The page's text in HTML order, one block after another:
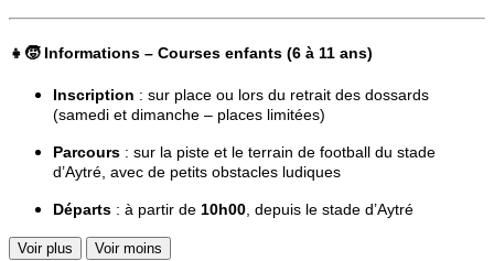
👧🧒 Informations – Courses enfants (6 à 11 ans)
Inscription : sur place ou lors du retrait des dossards
(samedi et dimanche – places limitées)
Parcours : sur la piste et le terrain de football du stade
d’Aytré, avec de petits obstacles ludiques
Départs : à partir de 10h00 , depuis le stade d’Aytré
Voir plus Voir moins